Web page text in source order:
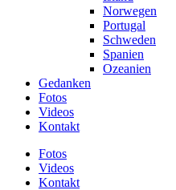
Norwegen
Portugal
Schweden
Spanien
Ozeanien
Gedanken
Fotos
Videos
Kontakt
Fotos
Videos
Kontakt